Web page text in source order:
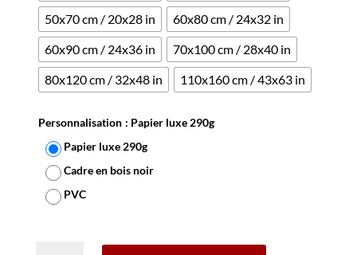
50x70 cm / 20x28 in
60x80 cm / 24x32 in
60x90 cm / 24x36 in
70x100 cm / 28x40 in
80x120 cm / 32x48 in
110x160 cm / 43x63 in
Personnalisation : Papier luxe 290g
Papier luxe 290g
Cadre en bois noir
PVC